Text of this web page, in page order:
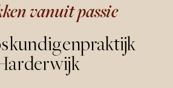
vanuit passie